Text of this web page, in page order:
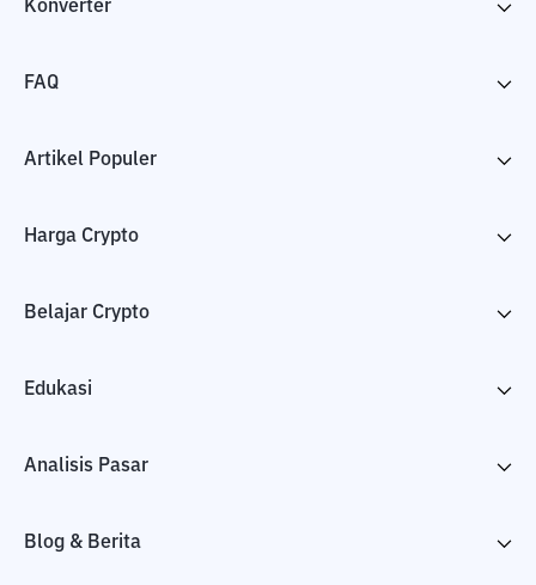
Konverter
FAQ
Artikel Populer
Harga Crypto
Belajar Crypto
Edukasi
Analisis Pasar
Blog & Berita